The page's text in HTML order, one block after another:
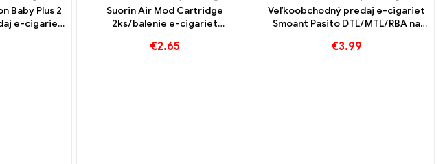
Baby Plus 2
e-cigariet
Suorin Air Mod Cartridge
2ks/balenie e-cigariet
€2.65
Veľkoobchodný predaj e-cigariet
Smoant Pasito DTL/MTL/RBA na
€3.99